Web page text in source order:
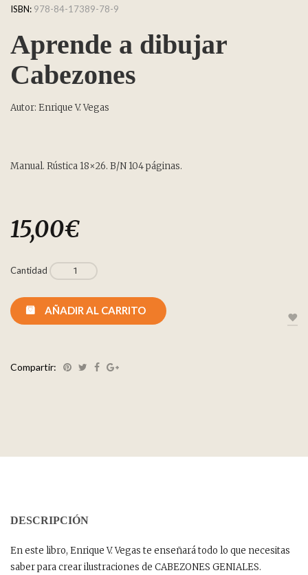
ISBN: 978-84-17389-78-9
Aprende a dibujar
Cabezones
Autor: Enrique V. Vegas
Manual. Rústica 18×26. B/N 104 páginas.
15,00€
Cantidad
AÑADIR AL CARRITO
Compartir:
DESCRIPCIÓN
En este libro, Enrique V. Vegas te enseñará todo lo que necesitas
saber para crear ilustraciones de CABEZONES GENIALES.